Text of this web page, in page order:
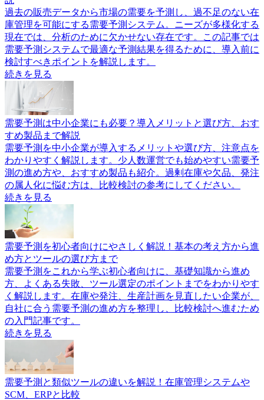
過去の販売データから市場の需要を予測し、過不足のない在
庫管理を可能にする需要予測システム。ニーズが多様化する
現在では、分析のために欠かせない存在です。この記事では
需要予測システムで最適な予測結果を得るために、導入前に
検討すべきポイントを解説します。
続きを見る
需要予測は中小企業にも必要？導入メリットと選び方、おす
すめ製品まで解説
需要予測を中小企業が導入するメリットや選び方、注意点を
わかりやすく解説します。少人数運営でも始めやすい需要予
測の進め方や、おすすめ製品も紹介。過剰在庫や欠品、発注
の属人化に悩む方は、比較検討の参考にしてください。
続きを見る
需要予測を初心者向けにやさしく解説！基本の考え方から進
め方とツールの選び方まで
需要予測をこれから学ぶ初心者向けに、基礎知識から進め
方、よくある失敗、ツール選定のポイントまでをわかりやす
く解説します。在庫や発注、生産計画を見直したい企業が、
自社に合う需要予測の進め方を整理し、比較検討へ進むため
の入門記事です。
続きを見る
需要予測と類似ツールの違いを解説！在庫管理システムや
SCM、ERPと比較